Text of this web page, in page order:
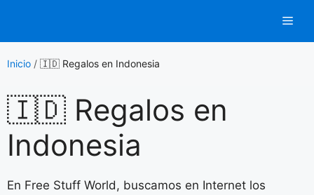
contenido
Inicio / 🇮🇩 Regalos en Indonesia
🇮🇩 Regalos en
Indonesia
En Free Stuff World, buscamos en Internet los